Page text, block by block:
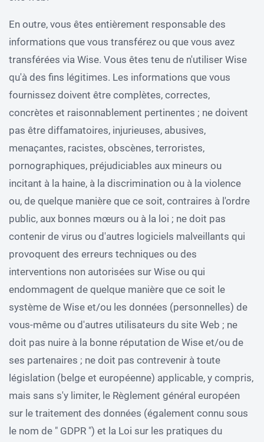
En outre, vous êtes entièrement responsable des
informations que vous transférez ou que vous avez
transférées via Wise. Vous êtes tenu de n'utiliser Wise
qu'à des fins légitimes. Les informations que vous
fournissez doivent être complètes, correctes,
concrètes et raisonnablement pertinentes ; ne doivent
pas être diffamatoires, injurieuses, abusives,
menaçantes, racistes, obscènes, terroristes,
pornographiques, préjudiciables aux mineurs ou
incitant à la haine, à la discrimination ou à la violence
ou, de quelque manière que ce soit, contraires à l'ordre
public, aux bonnes mœurs ou à la loi ; ne doit pas
contenir de virus ou d'autres logiciels malveillants qui
provoquent des erreurs techniques ou des
interventions non autorisées sur Wise ou qui
endommagent de quelque manière que ce soit le
système de Wise et/ou les données (personnelles) de
vous-même ou d'autres utilisateurs du site Web ; ne
doit pas nuire à la bonne réputation de Wise et/ou de
ses partenaires ; ne doit pas contrevenir à toute
législation (belge et européenne) applicable, y compris,
mais sans s'y limiter, le Règlement général européen
sur le traitement des données (également connu sous
le nom de " GDPR ") et la Loi sur les pratiques du